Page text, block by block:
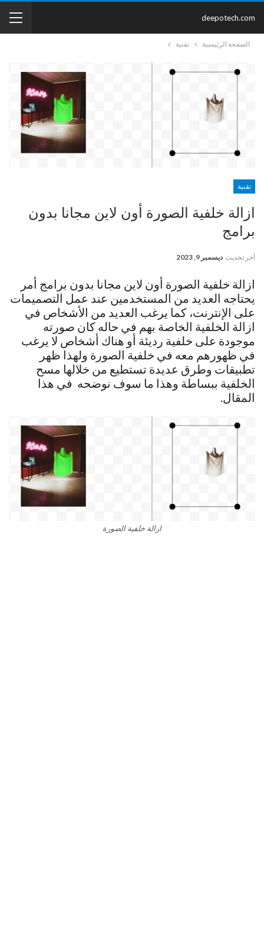
deepotech.com
الصفحة الرئيسية تقنية
تقنية
ازالة خلفية الصورة أون لاين مجانا بدون
برامج
آخر تحديث ديسمبر 9, 2023
ازالة خلفية الصورة أون لاين مجانا بدون برامج أمر
يحتاجه العديد من المستخدمين عند عمل التصميمات
على الإنترنت، كما يرغب العديد من الأشخاص في
ازالة الخلفية الخاصة بهم في حاله كان صورته
موجودة على خلفية رديئة أو هناك أشخاص لا يرغب
في ظهورهم معه في خلفية الصورة ولهذا ظهر
تطبيقات وطرق عديدة تستطيع من خلالها مسح
الخلفية ببساطة وهذا ما سوف نوضحه في هذا
المقال.
ازالة خلفية الصورة